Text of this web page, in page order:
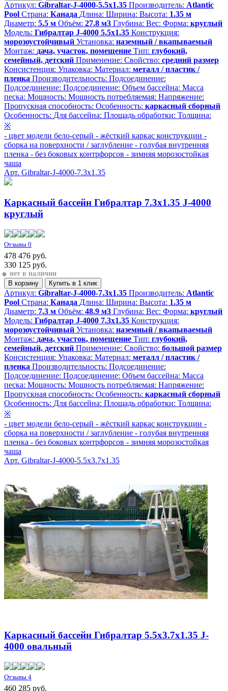
Артикул: Gibraltar-J-4000-5.5x1.35 Производитель: Atlantic
Pool Страна: Канада Длина: Ширина: Высота: 1.35 м
Диаметр: 5.5 м Объём: 27.8 м3 Глубина: Вес: Форма: круглый
Модель: Гибралтар J-4000 5.5х1.35 Конструкция:
морозоустойчивый Установка: наземный / вкапываемый
Монтаж: дача, участок, помещение Тип: глубокий,
семейный, детский Применение: Свойство: средний размер
Консистенция: Упаковка: Материал: металл / пластик /
пленка Производительность: Подсоединение:
Подсоединение: Подсоединение: Объем бассейна: Масса
песка: Мощность: Мощность потребляемая: Напряжение:
Пропускная способность: Особенность: каркасный сборный
Особенность: Для бассейна: Площадь обработки: Толщина:
※
- цвет модели бело-серый - жёсткий каркас конструкции -
сборка на поверхности / заглубление - голубая внутренняя
пленка - без боковых контрфорсов - зимняя морозостойкая
чаша
Арт. Gibraltar-J-4000-7.3x1.35
Каркасный бассейн Гибралтар 7.3х1.35 J-4000
круглый
Отзывы 0
478 476 руб.
330 125 руб.
● нет в наличии
В корзину
Купить в 1 клик
Артикул: Gibraltar-J-4000-7.3x1.35 Производитель: Atlantic
Pool Страна: Канада Длина: Ширина: Высота: 1.35 м
Диаметр: 7.3 м Объём: 48.9 м3 Глубина: Вес: Форма: круглый
Модель: Гибралтар J-4000 7.3х1.35 Конструкция:
морозоустойчивый Установка: наземный / вкапываемый
Монтаж: дача, участок, помещение Тип: глубокий,
семейный, детский Применение: Свойство: большой размер
Консистенция: Упаковка: Материал: металл / пластик /
пленка Производительность: Подсоединение:
Подсоединение: Подсоединение: Объем бассейна: Масса
песка: Мощность: Мощность потребляемая: Напряжение:
Пропускная способность: Особенность: каркасный сборный
Особенность: Для бассейна: Площадь обработки: Толщина:
※
- цвет модели бело-серый - жёсткий каркас конструкции -
сборка на поверхности / заглубление - голубая внутренняя
пленка - без боковых контрфорсов - зимняя морозостойкая
чаша
Арт. Gibraltar-J-4000-5.5x3.7x1.35
Каркасный бассейн Гибралтар 5.5х3.7х1.35 J-
4000 овальный
Отзывы 4
460 285 руб.